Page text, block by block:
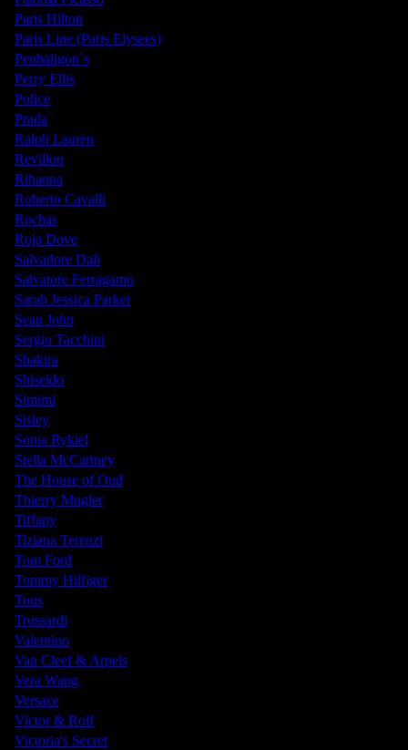
Paris Hilton
Paris Line (Paris Elysees)
Penhaligon`s
Perry Ellis
Police
Prada
Ralph Lauren
Revillon
Rihanna
Roberto Cavalli
Rochas
Roja Dove
Salvadore Dali
Salvatore Ferragamo
Sarah Jessica Parker
Sean John
Sergio Tacchini
Shakira
Shiseido
Simimi
Sisley
Sonia Rykiel
Stella McCartney
The House of Oud
Thierry Mugler
Tiffany
Tiziana Terenzi
Tom Ford
Tommy Hilfiger
Tous
Trussardi
Valentino
Van Cleef & Arpels
Vera Wang
Versace
Victor & Rolf
Victoria's Secret